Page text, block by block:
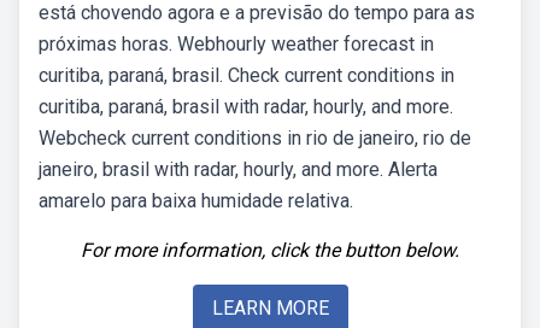
está chovendo agora e a previsão do tempo para as
próximas horas. Webhourly weather forecast in
curitiba, paraná, brasil. Check current conditions in
curitiba, paraná, brasil with radar, hourly, and more.
Webcheck current conditions in rio de janeiro, rio de
janeiro, brasil with radar, hourly, and more. Alerta
amarelo para baixa humidade relativa.
For more information, click the button below.
LEARN MORE